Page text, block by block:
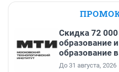
Скидка 72
образование
образование
До 31 августа, 2026